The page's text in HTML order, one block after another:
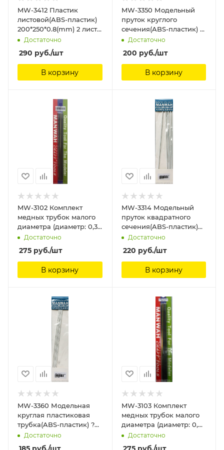
MW-3412 Пластик
листовой(ABS-пластик)
200*250*0.8(mm) 2 листа
ManWah
Достаточно
290 руб./шт
В корзину
MW-3350 Модельный
пруток круглого
сечения(ABS-пластик) ?
0.5mm*250mm 8шт
ManWah
Достаточно
200 руб./шт
В корзину
MW-3102 Комплект
медных трубок малого
диаметра (диаметр: 0,3
мм) (5 шт.) ManWah
Достаточно
275 руб./шт
В корзину
MW-3314 Модельный
пруток квадратного
сечения(ABS-пластик)
3.0 мм*250мм 6шт
ManWah
Достаточно
220 руб./шт
В корзину
MW-3360 Модельная
круглая пластиковая
трубка(ABS-пластик) ?
2mm*250mm 6шт
ManWah
Достаточно
MW-3103 Комплект
медных трубок малого
диаметра (диаметр: 0,4
мм) (5 шт.) ManWah
Достаточно